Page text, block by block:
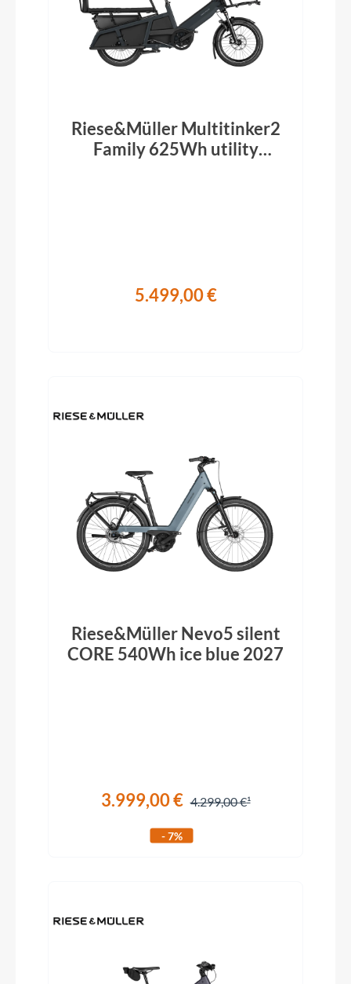
Riese&Müller Multitinker2
Family 625Wh utility
5.499,00 €
Riese&Müller Nevo5 silent
CORE 540Wh ice blue 2027
3.999,00 € 4.299,00 €
- 7%